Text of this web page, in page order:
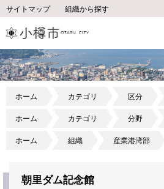
サイトマップ 組織から探す
ホーム カテゴリ 区分
ホーム カテゴリ 分野
ホーム 組織 産業港湾部
朝里ダム記念館